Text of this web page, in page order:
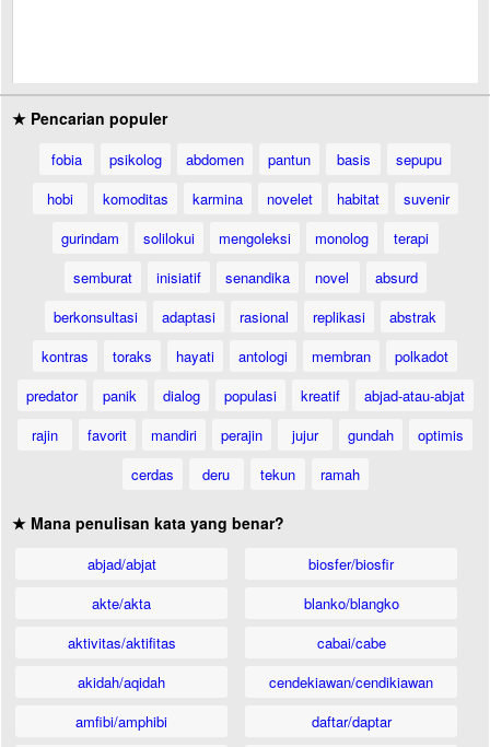
★ Pencarian populer
fobia psikolog abdomen pantun basis
sepupu
hobi
komoditas karmina novelet habitat
suvenir
gurindam
solilokui mengoleksi monolog
terapi
semburat
inisiatif senandika novel
absurd
berkonsultasi
adaptasi rasional replikasi
abstrak
kontras
toraks hayati antologi membran
polkadot
predator
panik dialog populasi kreatif
abjad-atau-abjat
rajin
favorit mandiri perajin jujur gundah
optimis
cerdas
deru tekun ramah
★ Mana penulisan kata yang benar?
abjad/abjat
akte/akta
aktivitas/aktifitas
akidah/aqidah
amfibi/amphibi
biosfer/biosfir
blanko/blangko
cabai/cabe
cendekiawan/cendikiawan
daftar/daptar